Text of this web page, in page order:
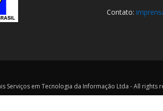
Contato:
Serviços em Tecnologia da Informação Ltda - All